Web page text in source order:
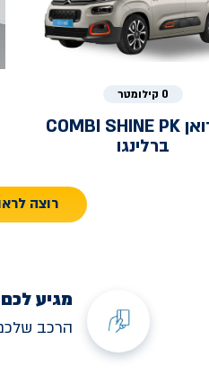
0 קילומטר
COMBI SHINE PK
ברלינגו
רוצה
מגיע
הרכב